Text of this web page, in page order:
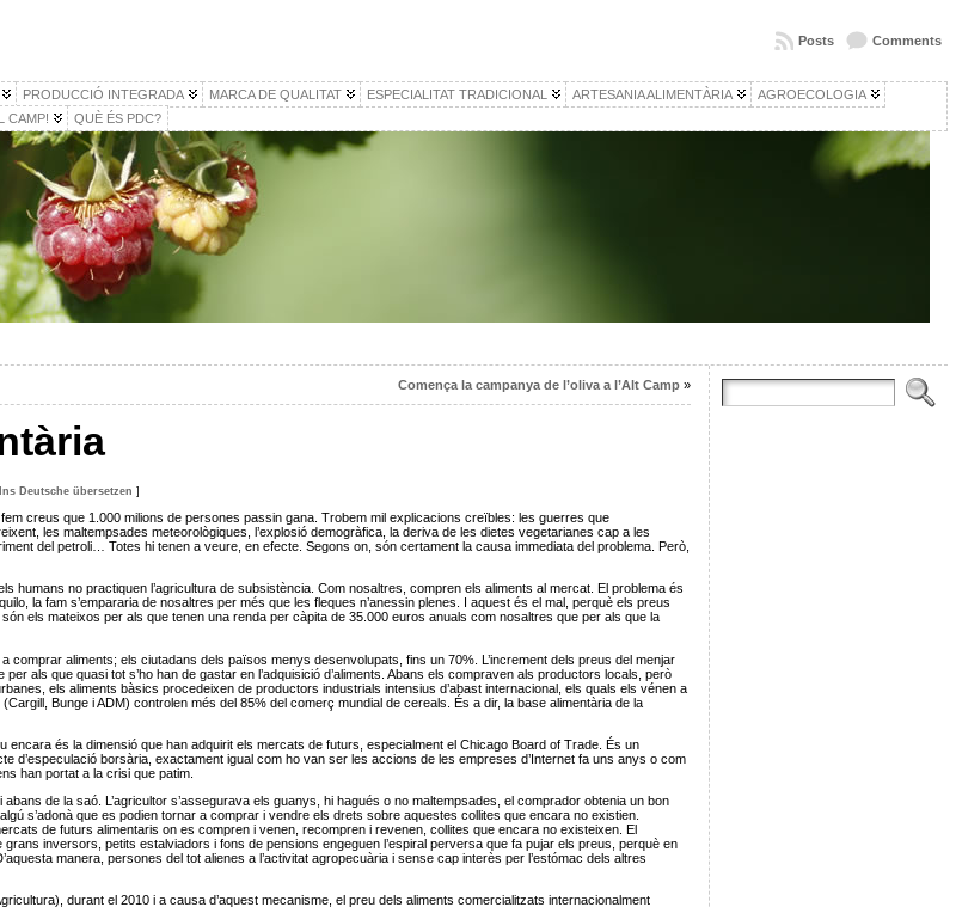
Comments
Posts
PRODUCCIÓ INTEGRADA MARCA DE QUALITAT ESPECIALITAT TRADICIONAL ARTESANIA ALIMENTÀRIA
AGROECOLOGIA
CAMP! QUÈ ÉS PDC?
Comença la campanya de l’oliva a l’Alt Camp»
Ins Deutsche übersetzen ]
creus que 1.000 milions de persones passin gana. Trobem mil explicacions creïbles: les guerres que
les maltempsades meteorològiques, l’explosió demogràfica, la deriva de les dietes vegetarianes cap a les
del petroli… Totes hi tenen a veure, en efecte. Segons on, són certament la causa immediata del problema. Però,
humans no practiquen l’agricultura de subsistència. Com nosaltres, compren els aliments al mercat. El problema és
la fam s’empararia de nosaltres per més que les fleques n’anessin plenes. I aquest és el mal, perquè els preus
els mateixos per als que tenen una renda per càpita de 35.000 euros anuals com nosaltres que per als que la
aliments; els ciutadans dels països menys desenvolupats, fins un 70%. L’increment dels preus del menjar
als que quasi tot s’ho han de gastar en l’adquisició d’aliments. Abans els compraven als productors locals, però
els aliments bàsics procedeixen de productors industrials intensius d’abast internacional, els quals els vénen a
Bunge i ADM) controlen més del 85% del comerç mundial de cereals. És a dir, la base alimentària de la
és la dimensió que han adquirit els mercats de futurs, especialment el Chicago Board of Trade. És un
d’especulació borsària, exactament igual com ho van ser les accions de les empreses d’Internet fa uns anys o com
han portat a la crisi que patim.
de la saó. L’agricultor s’assegurava els guanys, hi hagués o no maltempsades, el comprador obtenia un bon
s’adonà que es podien tornar a comprar i vendre els drets sobre aquestes collites que encara no existien.
de futurs alimentaris on es compren i venen, recompren i revenen, collites que encara no existeixen. El
inversors, petits estalviadors i fons de pensions engeguen l’espiral perversa que fa pujar els preus, perquè en
manera, persones del tot alienes a l’activitat agropecuària i sense cap interès per l’estómac dels altres
durant el 2010 i a causa d’aquest mecanisme, el preu dels aliments comercialitzats internacionalment